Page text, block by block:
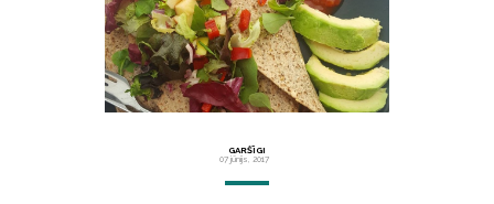
GARŠĪGI
07 jūnijs, 2017